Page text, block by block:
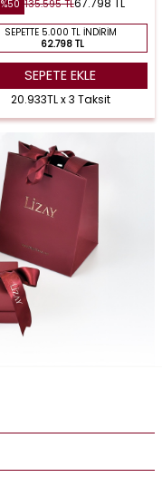
%50 135.595TL67.798 TL
SEPETTE 5.000 TL İNDIRIM
62.798 TL
SEPETE EKLE
20.933TL x 3 Taksit